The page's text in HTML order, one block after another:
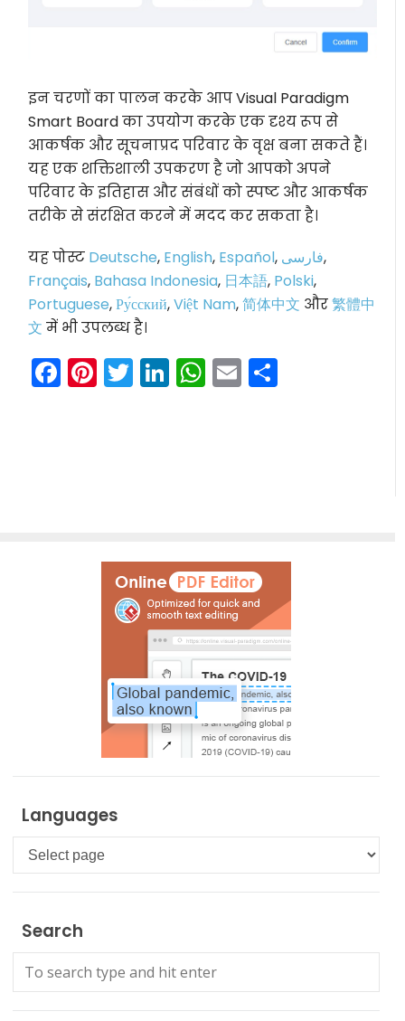
इन चरणों का पालन करके आप Visual Paradigm
Smart Board का उपयोग करके एक दृश्य रूप से
आकर्षक और सूचनाप्रद परिवार के वृक्ष बना सकते हैं।
यह एक शक्तिशाली उपकरण है जो आपको अपने
परिवार के इतिहास और संबंधों को स्पष्ट और आकर्षक
तरीके से संरक्षित करने में मदद कर सकता है।
यह पोस्ट Deutsche, English, Español, فارسی,
Français, Bahasa Indonesia, 日本語, Polski,
Portuguese,Ру́сский,Việt Nam,简体中文 और繁體中
文 में भी उपलब्ध है।
Facebook
Pinterest
Twitter
LinkedIn
WhatsApp
Email
Languages
Languages
Search